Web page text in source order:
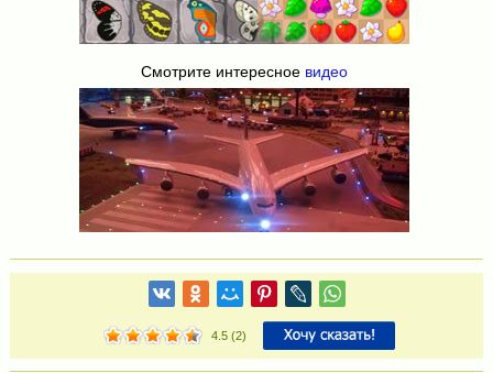
Смотрите интересное видео
4.5(2)